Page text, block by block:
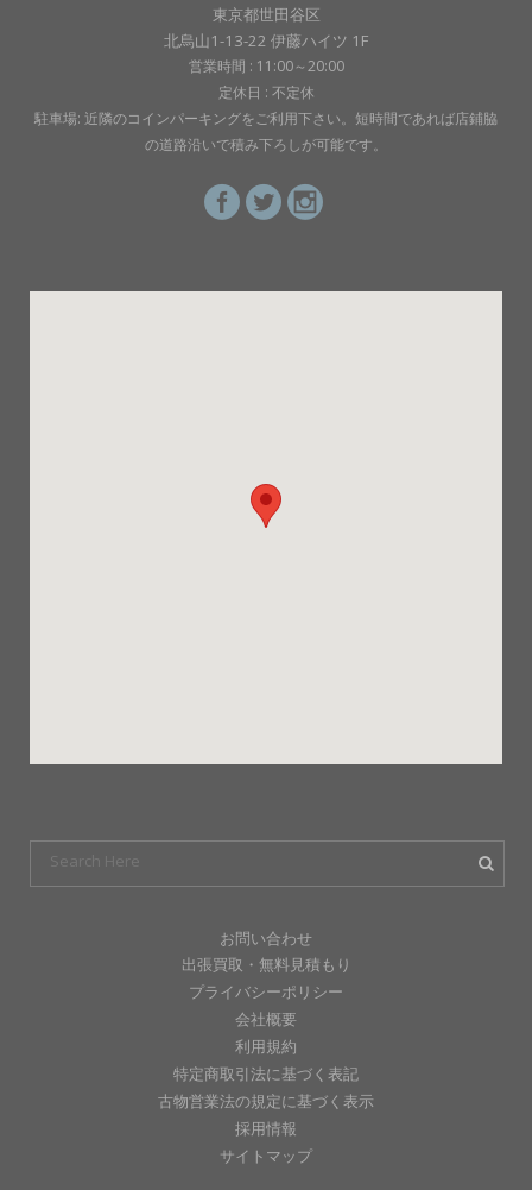
東京都世田谷区
北烏山1-13-22 伊藤ハイツ 1F
営業時間 : 11:00～20:00
定休日 : 不定休
駐車場: 近隣のコインパーキングをご利用下さい。短時間であれば店鋪脇
の道路沿いで積み下ろしが可能です。
お問い合わせ
出張買取・無料見積もり
プライバシーポリシー
会社概要
利用規約
特定商取引法に基づく表記
古物営業法の規定に基づく表示
採用情報
サイトマップ